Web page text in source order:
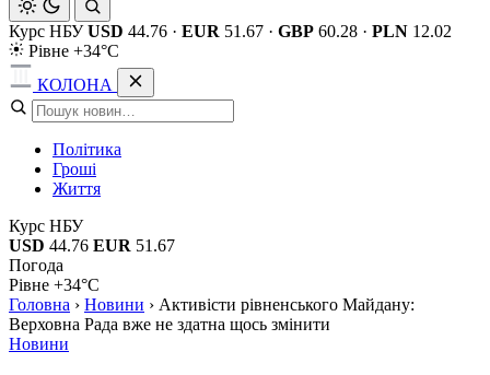
Курс НБУ USD 44.76 · EUR 51.67 · GBP 60.28 · PLN 12.02
Рівне +34°C
КОЛОНА
Політика
Гроші
Життя
Курс НБУ
USD 44.76 EUR 51.67
Погода
Рівне +34°C
Головна › Новини › Активісти рівненського Майдану:
Верховна Рада вже не здатна щось змінити
Новини